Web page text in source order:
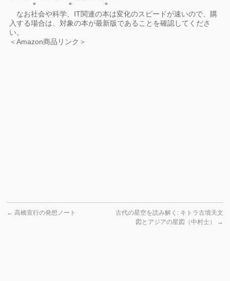
＊ ＊ ＊
なお社会や科学、IT関連の本は変化のスピードが速いので、購
入する場合は、対象の本が最新版であることを確認してくださ
い。
＜Amazon商品リンク＞
← 高橋宣行の発想ノート
古代の星空を読み解く: キトラ古墳天文
図とアジアの星図（中村士）
→